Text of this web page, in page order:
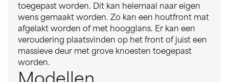
toegepast worden. Dit kan helemaal naar eigen
wens gemaakt worden. Zo kan een houtfront mat
afgelakt worden of met hoogglans. Er kan een
veroudering plaatsvinden op het front of juist een
massieve deur met grove knoesten toegepast
worden.